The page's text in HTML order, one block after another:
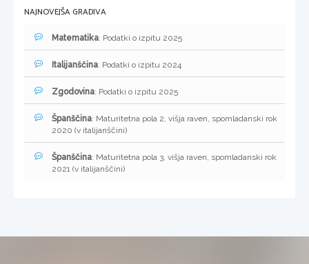
NAJNOVEJŠA GRADIVA
Matematika: Podatki o izpitu 2025
Italijanščina: Podatki o izpitu 2024
Zgodovina: Podatki o izpitu 2025
Španščina: Maturitetna pola 2, višja raven, spomladanski rok
2020 (v italijanščini)
Španščina: Maturitetna pola 3, višja raven, spomladanski rok
2021 (v italijanščini)